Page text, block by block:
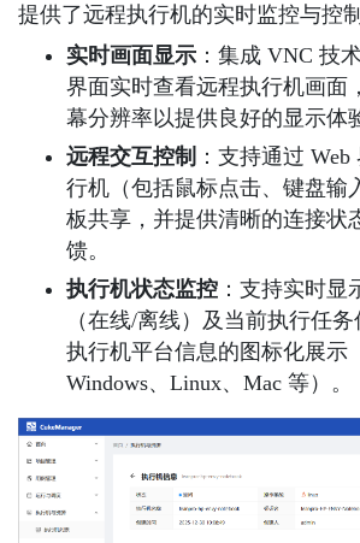
提供了远程执行机的实时监控与控
实时画面显示 ：集成 VNC 技
界面实时查看远程执行机画面
幕分辨率以提供良好的显示体
远程交互控制 ：支持通过
行机（包括鼠标点击、键盘输
板共享，并提供清晰的连接状
馈。
执行机状态监控 ：支持实时显
（在线/离线）及当前执行任
执行机平台信息的图标化展示
Windows、Linux、Mac 等）。